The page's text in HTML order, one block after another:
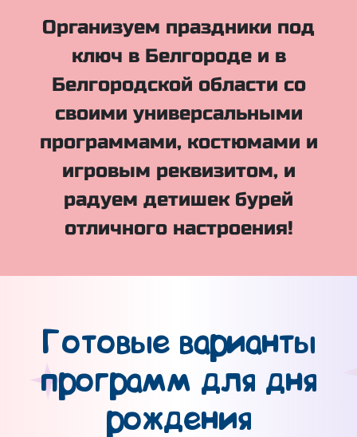
Организуем праздники под
ключ в Белгороде и в
Белгородской области со
своими универсальными
программами, костюмами и
игровым реквизитом, и
радуем детишек бурей
отличного настроения!
Готовые варианты
программ для дня
рождения